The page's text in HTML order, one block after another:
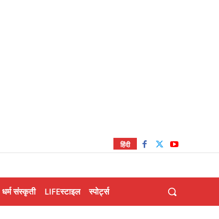
हिंदी
धर्म संस्कृती LIFEस्टाइल स्पोर्ट्स